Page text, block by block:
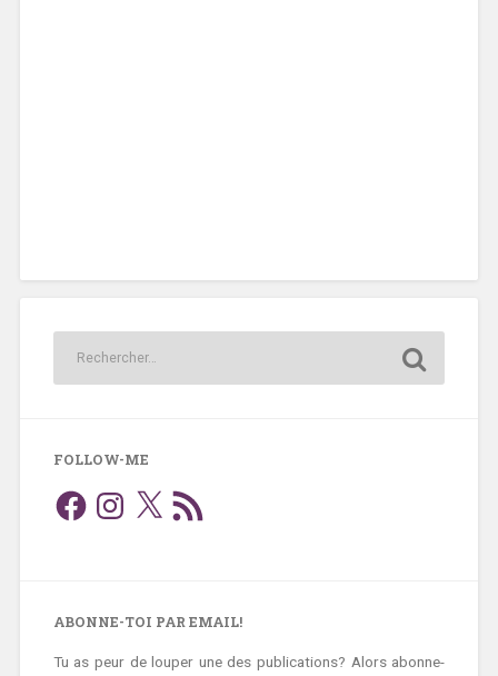
FOLLOW-ME
FacebookInstagram
X
Flux
RSS
ABONNE-TOI PAR EMAIL!
Tu as peur de louper une des publications? Alors abonne-